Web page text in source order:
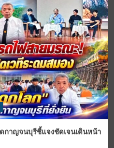
กาญจนบุรีชี้แจงชัดเจนเดินหน้า